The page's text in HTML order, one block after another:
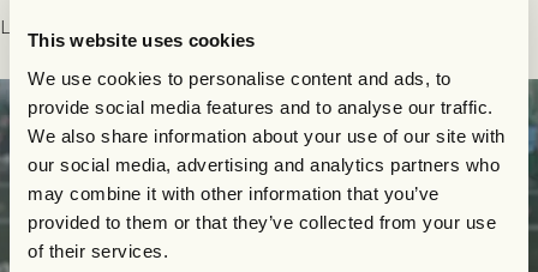
This website uses cookies
We use cookies to personalise content and ads, to
provide social media features and to analyse our traffic.
We also share information about your use of our site with
our social media, advertising and analytics partners who
may combine it with other information that you’ve
provided to them or that they’ve collected from your use
of their services.
Allsvenskan! Avspark kl 16.30 på söndag 26/7.
Läs mer